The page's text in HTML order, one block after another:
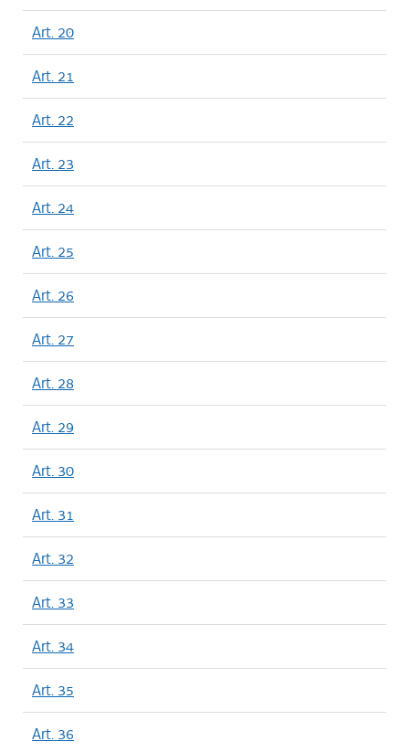
Art. 20
Art. 21
Art. 22
Art. 23
Art. 24
Art. 25
Art. 26
Art. 27
Art. 28
Art. 29
Art. 30
Art. 31
Art. 32
Art. 33
Art. 34
Art. 35
Art. 36